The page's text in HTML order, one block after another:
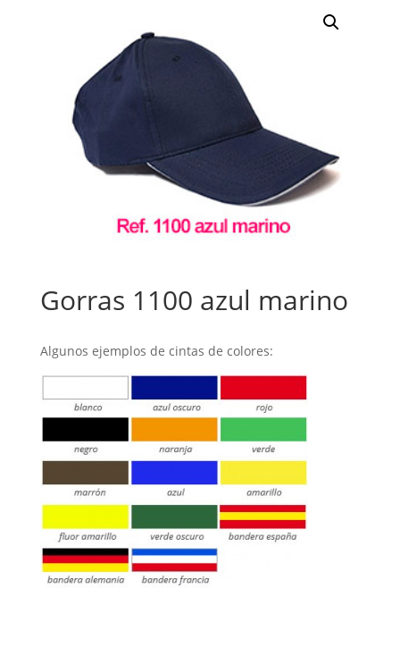
Gorras 1100 azul marino
Algunos ejemplos de cintas de colores: